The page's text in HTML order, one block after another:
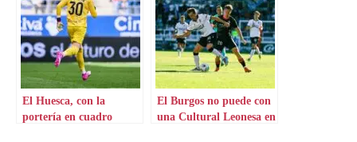
El Huesca, con la
portería en cuadro
El Burgos no puede con
una Cultural Leonesa en